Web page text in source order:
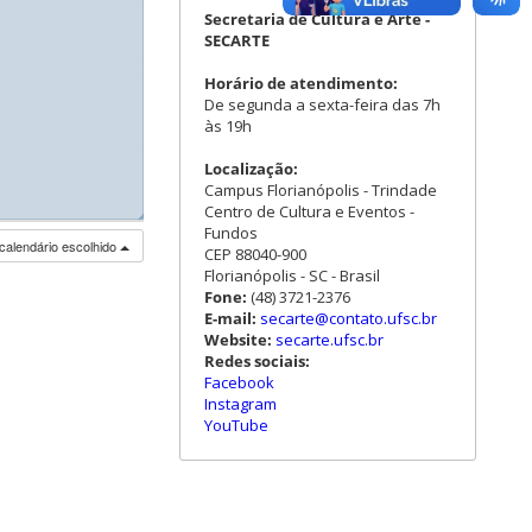
◢
escolhido
Secretaria de Cultura e Arte -
SECARTE
Horário de atendimento:
De segunda a sexta-feira das 7h
às 19h
Localização:
Campus Florianópolis - Trindade
Centro de Cultura e Eventos -
Fundos
CEP 88040-900
Florianópolis - SC - Brasil
Fone: (48) 3721-2376
E-mail: secarte@contato.ufsc.br
Website: secarte.ufsc.br
Redes sociais:
Facebook
Instagram
YouTube